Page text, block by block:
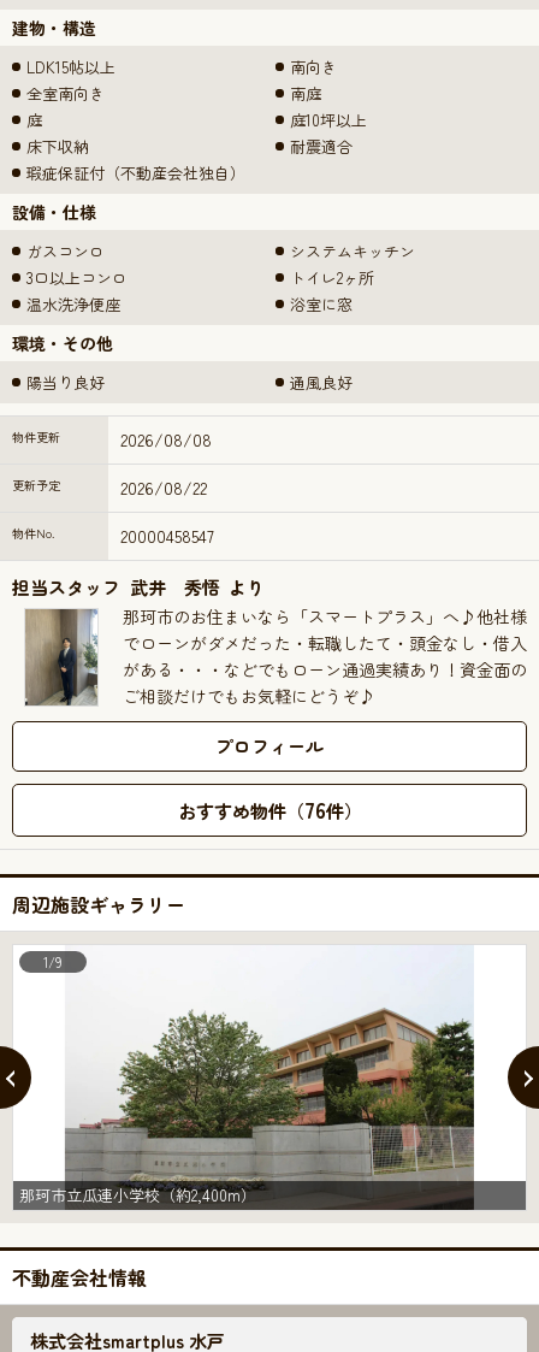
建物・構造
LDK15帖以上
南向き
全室南向き
南庭
庭
庭10坪以上
床下収納
耐震適合
瑕疵保証付（不動産会社独自）
設備・仕様
ガスコンロ
システムキッチン
3口以上コンロ
トイレ2ヶ所
温水洗浄便座
浴室に窓
環境・その他
陽当り良好 通風良好
物件更新 2026/08/08
更新予定 2026/08/22
物件No. 20000458547
担当スタッフ 武井 秀悟 より
那珂市のお住まいなら「スマートプラス」へ♪他社様
でローンがダメだった・転職したて・頭金なし・借入
がある・・・などでもローン通過実績あり！資金面の
ご相談だけでもお気軽にどうぞ♪
プロフィール
おすすめ物件（76件）
周辺施設ギャラリー
那珂市立瓜連小学校（約2,400m）
1/9
不動産会社情報
株式会社smartplus 水戸